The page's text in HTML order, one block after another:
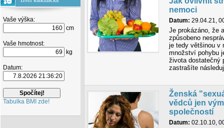
Vaše výška:
cm
Vaše hmotnost:
kg
Datum:
Tabulka BMI zde!
nemoci
Datum: 29.04.21,
Je prokázáno, že
způsobeno
je tedy většinou v
množství pohybu
života dostatečný
zastrašíte
Ženská
vědců jen
společností
Datum: 02.10.10,